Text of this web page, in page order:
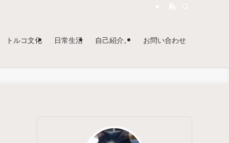
トルコ文化 日常生活 自己紹介。 お問い合わせ